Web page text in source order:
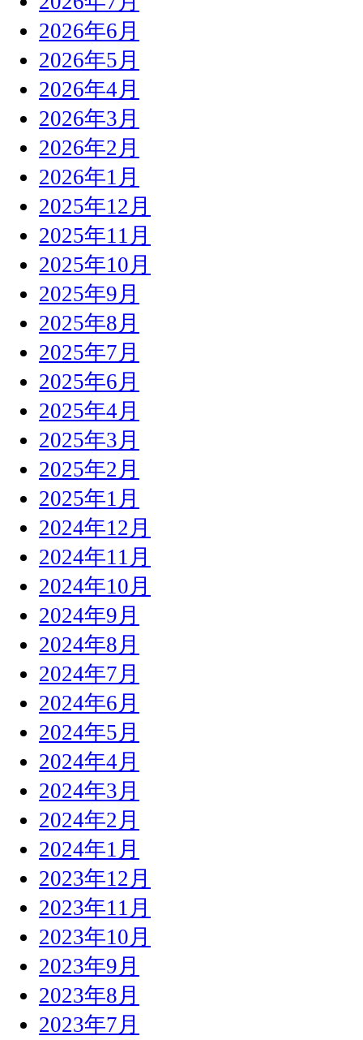
2026年6月
2026年5月
2026年4月
2026年3月
2026年2月
2026年1月
2025年12月
2025年11月
2025年10月
2025年9月
2025年8月
2025年7月
2025年6月
2025年4月
2025年3月
2025年2月
2025年1月
2024年12月
2024年11月
2024年10月
2024年9月
2024年8月
2024年7月
2024年6月
2024年5月
2024年4月
2024年3月
2024年2月
2024年1月
2023年12月
2023年11月
2023年10月
2023年9月
2023年8月
2023年7月